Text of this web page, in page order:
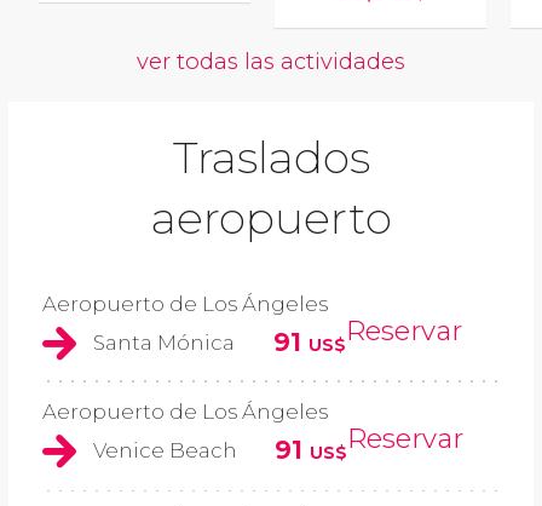
ver todas las actividades
Traslados
aeropuerto
Aeropuerto de Los Ángeles
Santa Mónica
91 US$Reservar
Aeropuerto de Los Ángeles
Venice Beach
91 US$Reservar